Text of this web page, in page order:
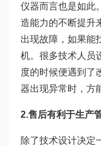
仪器而言也是如此
造能力的不断提升
出现故障，如果能
机。很多技术人员
度的时候便遇到了
器出现异常时，方
2.售后有利于生产
除了技术设计决定